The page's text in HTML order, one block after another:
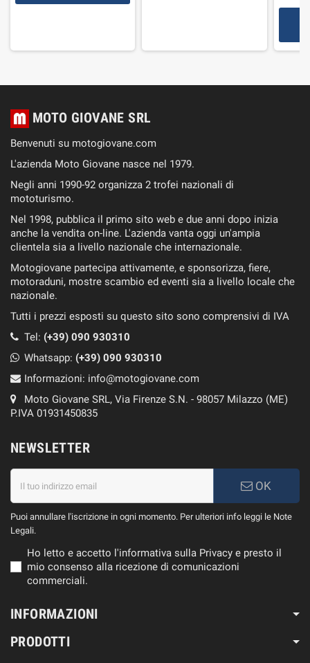
MOTO GIOVANE SRL
Benvenuti su motogiovane.com
L'azienda Moto Giovane nasce nel 1979.
Negli anni 1990-92 organizza 2 trofei nazionali di
mototurismo.
Nel 1998, pubblica il primo sito web e due anni dopo inizia
anche la vendita on-line. L'azienda vanta oggi un'ampia
clientela sia a livello nazionale che internazionale.
Motogiovane partecipa attivamente, e sponsorizza, fiere,
motoraduni, mostre scambio ed eventi sia a livello locale che
nazionale.
Tutti i prezzi esposti su questo sito sono comprensivi di IVA
Tel: (+39) 090 930310
Whatsapp: (+39) 090 930310
Informazioni: info@motogiovane.com
Moto Giovane SRL, Via Firenze S.N. - 98057 Milazzo (ME)
P.IVA 01931450835
NEWSLETTER
OK
Puoi annullare l'iscrizione in ogni momento. Per ulteriori info leggi le Note
Legali.
Ho letto e accetto l'informativa sulla Privacy e presto il
mio consenso alla ricezione di comunicazioni
commerciali.
INFORMAZIONI
PRODOTTI